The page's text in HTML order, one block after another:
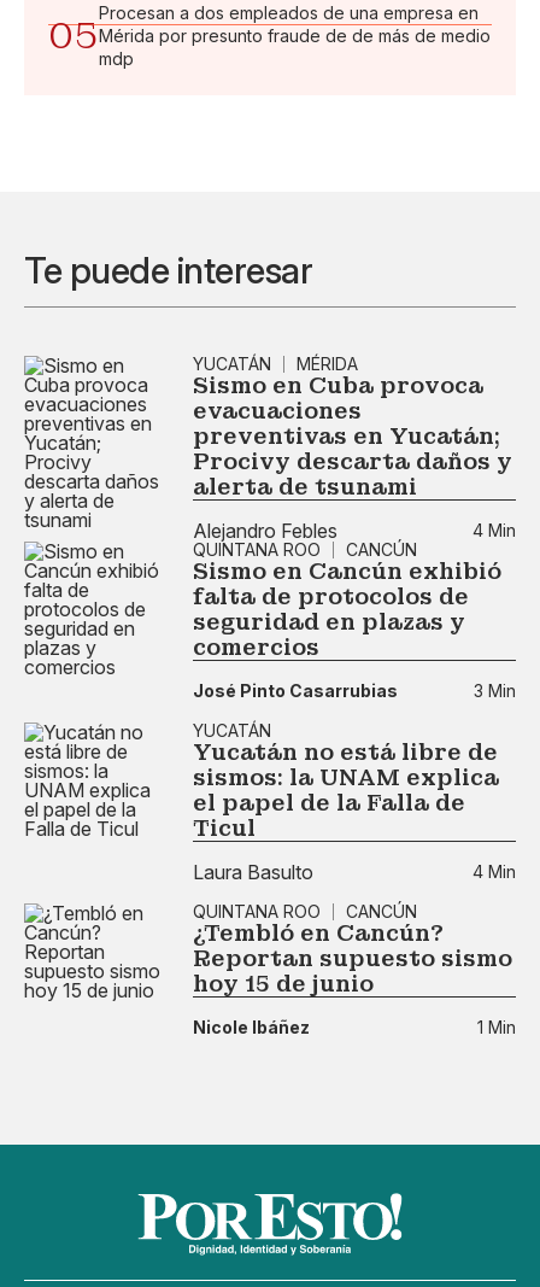
05
Procesan a dos empleados de una empresa en
Mérida por presunto fraude de de más de medio
mdp
Te puede interesar
YUCATÁN MÉRIDA
Sismo en Cuba provoca
evacuaciones
preventivas en Yucatán;
Procivy descarta daños y
alerta de tsunami
Alejandro Febles
4 Min
QUINTANA ROO
CANCÚN
Sismo en Cancún exhibió
falta de protocolos de
seguridad en plazas y
comercios
José Pinto Casarrubias
3 Min
YUCATÁN
Yucatán no está libre de
sismos: la UNAM explica
el papel de la Falla de
Ticul
Laura Basulto
4 Min
QUINTANA ROO
CANCÚN
¿Tembló en Cancún?
Reportan supuesto sismo
hoy 15 de junio
Nicole Ibáñez 1 Min